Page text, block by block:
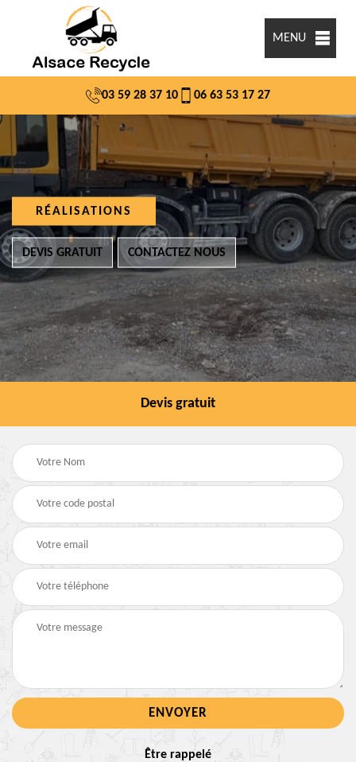
MENU
03 59 28 37 10 06 63 53 17 27
RÉALISATIONS
DEVIS GRATUIT CONTACTEZ NOUS
Devis gratuit
Être rappelé